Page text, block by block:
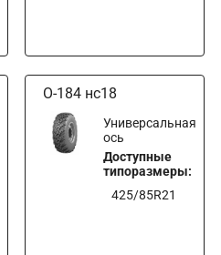
О-184 нс18
Универсальная
ось
Доступные
типоразмеры:
425/85R21